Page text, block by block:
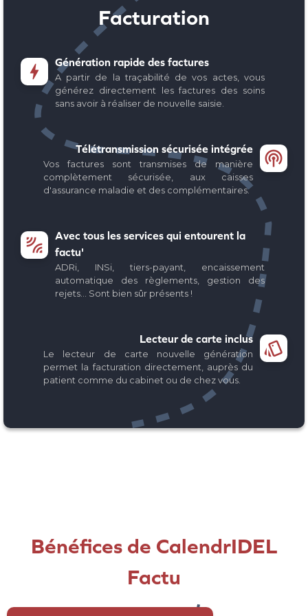
Facturation
 Génération rapide des factures
A partir de la traçabilité de vos actes, vous
générez directement les factures des soins
sans avoir à réaliser de nouvelle saisie.
Télétransmission sécurisée intégrée
Vos factures sont transmises de manière
complètement sécurisée, aux caisses
d'assurance maladie et des complémentaires.


Avec tous les services qui entourent la
factu'
ADRi, INSi, tiers-payant, encaissement
automatique des règlements, gestion des
rejets... Sont bien sûr présents !
Lecteur de carte inclus
Le lecteur de carte nouvelle génération
permet la facturation directement, auprès du
patient comme du cabinet ou de chez vous.

Bénéfices de CalendrIDEL
Factu